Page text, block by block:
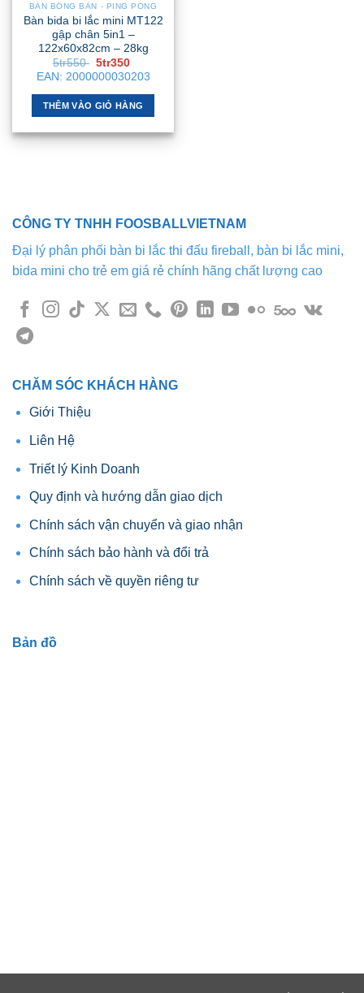
BÀN BÓNG BÀN - PING PONG
Bàn bida bi lắc mini MT122
gập chân 5in1 –
122x60x82cm – 28kg
5tr550 Giá
gốc
là:
5tr550 .
5tr350
hiện
tại
là:
5tr350 .
EAN: 2000000030203
THÊM VÀO GIỎ HÀNG
CÔNG TY TNHH FOOSBALLVIETNAM
Đại lý phân phối bàn bi lắc thi đấu fireball, bàn bi lắc mini,
bida mini cho trẻ em giá rẻ chính hãng chất lượng cao
CHĂM SÓC KHÁCH HÀNG
Giới Thiệu
Liên Hệ
Triết lý Kinh Doanh
Quy định và hướng dẫn giao dịch
Chính sách vận chuyển và giao nhận
Chính sách bảo hành và đổi trả
Chính sách về quyền riêng tư
Bản đồ